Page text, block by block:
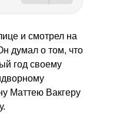
и смотрел на
думал о том, что
год своему
Маттею Вакгеру